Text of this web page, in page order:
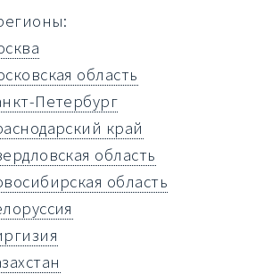
область
Петербург
край
область
область